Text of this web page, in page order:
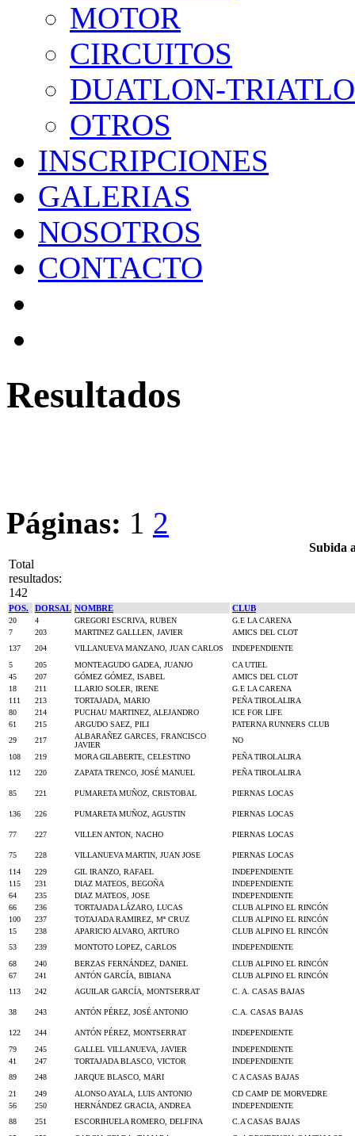
MOTOR
CIRCUITOS
DUATLON-
OTROS
INSCRIPCIONES
GALERIAS
NOSOTROS
CONTACTO
Resultados
Páginas: 1 2
Subida
Total
resultados:
142
POS. DORSAL NOMBRE CLUB
20 4 GREGORI ESCRIVA, RUBEN
G.E LA CARENA
7
203 MARTINEZ GALLLEN, JAVIER
AMICS DEL CLOT
137
204 VILLANUEVA MANZANO, JUAN CARLOS
INDEPENDIENTE
5
205 MONTEAGUDO GADEA, JUANJO
CA UTIEL
45
207 GÓMEZ GÓMEZ, ISABEL
AMICS DEL CLOT
18
211 LLARIO SOLER, IRENE
G.E LA CARENA
111
213 TORTAJADA, MARIO
PEÑA TIROLALIRA
80
214 PUCHAU MARTINEZ, ALEJANDRO
ICE FOR LIFE
61
215 ARGUDO SAEZ, PILI
PATERNA RUNNERS CLUB
29
217
ALBARAÑEZ GARCES, FRANCISCO
JAVIER
NO
108
219 MORA GILABERTE, CELESTINO
PEÑA TIROLALIRA
112
220 ZAPATA TRENCO, JOSÉ MANUEL PEÑA TIROLALIRA
85 221 PUMARETA MUÑOZ, CRISTOBAL PIERNAS LOCAS
136 226 PUMARETA MUÑOZ, AGUSTIN PIERNAS LOCAS
77 227 VILLEN ANTON, NACHO PIERNAS LOCAS
75 228 VILLANUEVA MARTIN, JUAN JOSE
PIERNAS LOCAS
114
229 GIL IRANZO, RAFAEL
INDEPENDIENTE
115
231 DIAZ MATEOS, BEGOÑA
INDEPENDIENTE
64
235 DIAZ MATEOS, JOSE
INDEPENDIENTE
66
236 TORTAJADA LÁZARO, LUCAS
CLUB ALPINO EL RINCÓN
100
237 TOTAJADA RAMIREZ, Mª CRUZ
CLUB ALPINO EL RINCÓN
15
238 APARICIO ALVARO, ARTURO
CLUB ALPINO EL RINCÓN
53
239 MONTOTO LOPEZ, CARLOS
INDEPENDIENTE
68
240 BERZAS FERNÁNDEZ, DANIEL
CLUB ALPINO EL RINCÓN
67
241 ANTÓN GARCÍA, BIBIANA
CLUB ALPINO EL RINCÓN
113
242 AGUILAR GARCÍA, MONTSERRAT C. A. CASAS BAJAS
38 243 ANTÓN PÉREZ, JOSÉ ANTONIO C.A. CASAS BAJAS
122 244 ANTÓN PÉREZ, MONTSERRAT
INDEPENDIENTE
79
245 GALLEL VILLANUEVA, JAVIER
INDEPENDIENTE
41
247 TORTAJADA BLASCO, VICTOR
INDEPENDIENTE
89
248 JARQUE BLASCO, MARI
C A CASAS BAJAS
21
249 ALONSO AYALA, LUIS ANTONIO
CD CAMP DE MORVEDRE
56
250 HERNÁNDEZ GRACIA, ANDREA
INDEPENDIENTE
88
251 ESCORIHUELA ROMERO, DELFINA
C.A CASAS BAJAS